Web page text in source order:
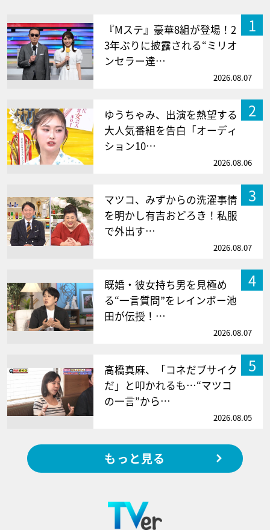
1
『Mステ』豪華8組が登場！2
3年ぶりに披露される“ミリオ
ンセラー達…
2026.08.07
2
ゆうちゃみ、出演を熱望する
大人気番組を告白「オーディ
ション10…
2026.08.06
3
マツコ、みずからの洗濯事情
を明かし有吉おどろき！私服
で外出す…
2026.08.07
4
既婚・彼女持ち男を見極め
る“一言質問”をレインボー池
田が伝授！…
2026.08.07
5
高橋真麻、「コネだブサイク
だ」と叩かれるも…“マツコ
の一言”から…
2026.08.05
もっと見る